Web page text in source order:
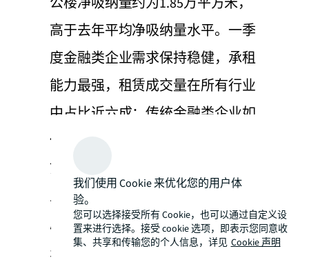
高于去年平均净吸纳量水平。一季
度金融类企业需求保持稳健，承租
能力最强，租赁成交量在所有行业
中占比近六成；传统金融类企业如
保险及经纪代理等行业贡献主要租
赁需求，其中最大面积成交以政府
主导或内部消化为主。此外，一季
度仲量联行观察到生物科技类和消
费服务及教育类等细分行业带来了
我们使用 Cookie 来优化您的用户体
验。
您可以选择接受所有 Cookie，也可以通过自定义设
置来进行选择。接受 cookie 选项，即表示您同意收
集、共享和传输您的个人信息，详见 Cookie 声明